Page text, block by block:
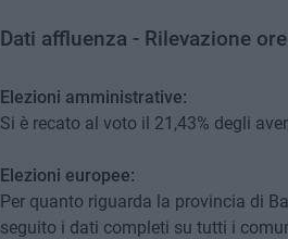
Dati affluenza - Rilevazione
Elezioni amministrative:
Si è recato al voto il 21,43% degli
Elezioni europee:
Per quanto riguarda la provincia di
seguito i dati completi su tutti i